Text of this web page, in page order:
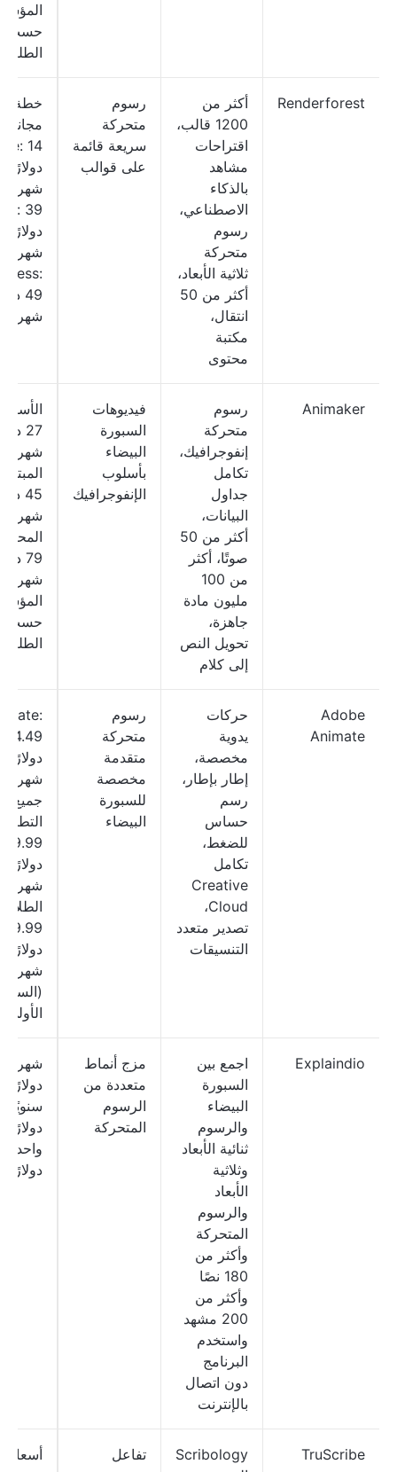
حسب
الطلب
Renderforest
أكثر من
1200 قالب،
اقتراحات
مشاهد
بالذكاء
الاصطناعي،
رسوم
متحركة
ثلاثية الأبعاد،
أكثر من 50
انتقال،
مكتبة
محتوى
رسوم
متحركة
سريعة قائمة
على قوالب
خطة
مجانية؛
14
دولارًا
شهريًا؛
39
دولارًا
شهريًا؛
49
شهريًا
Animaker
رسوم
متحركة
إنفوجرافيك،
تكامل
جداول
البيانات،
أكثر من 50
صوتًا، أكثر
من 100
مليون مادة
جاهزة،
تحويل النص
إلى كلام
فيديوهات
السبورة
البيضاء
بأسلوب
الإنفوجرافيك
27
شهريًا؛
45
شهريًا؛
79
شهريًا؛
حسب
الطلب
Adobe
Animate
حركات
يدوية
مخصصة،
إطار بإطار،
رسم
حساس
للضغط،
تكامل
Creative
Cloud،
تصدير متعدد
التنسيقات
رسوم
متحركة
متقدمة
مخصصة
للسبورة
البيضاء
34.49
دولارًا
شهريًا؛
جميع
89.99
دولارًا
شهريًا؛
19.99
دولارًا
شهريًا
(السنة
الأولى)
Explaindio
اجمع بين
السبورة
البيضاء
والرسوم
ثنائية الأبعاد
وثلاثية
الأبعاد
والرسوم
المتحركة
وأكثر من
180 نصًا
وأكثر من
200 مشهد
واستخدم
البرنامج
دون اتصال
بالإنترنت
مزج أنماط
متعددة من
الرسوم
المتحركة
دولارًا؛
دولارًا
TruScribe
Scribology
تفاعل
أسعار